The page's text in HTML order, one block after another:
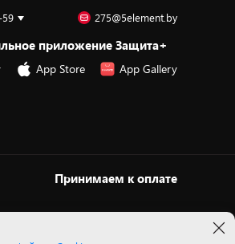
275@5element.by
приложение Защита+
App Store App Gallery
Принимаем к оплате